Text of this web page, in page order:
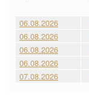
06.08.2026
06.08.2026
06.08.2026
06.08.2026
07.08.2026